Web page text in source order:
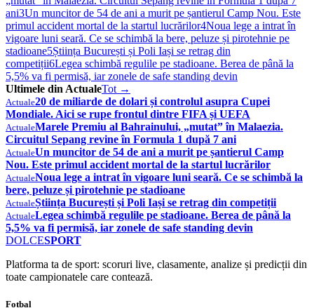
ani3Un muncitor de 54 de ani a murit pe șantierul Camp Nou. Este
primul accident mortal de la startul lucrărilor4Noua lege a intrat în
vigoare luni seară. Ce se schimbă la bere, peluze și pirotehnie pe
stadioane5Știința București și Poli Iași se retrag din
competiții6Legea schimbă regulile pe stadioane. Berea de până la
5,5% va fi permisă, iar zonele de safe standing devin
Ultimele din ActualeTot →
Actuale20 de miliarde de dolari și controlul asupra Cupei
Mondiale. Aici se rupe frontul dintre FIFA și UEFA
ActualeMarele Premiu al Bahrainului, „mutat” în Malaezia.
Circuitul Sepang revine în Formula 1 după 7 ani
ActualeUn muncitor de 54 de ani a murit pe șantierul Camp
Nou. Este primul accident mortal de la startul lucrărilor
ActualeNoua lege a intrat în vigoare luni seară. Ce se schimbă la
bere, peluze și pirotehnie pe stadioane
ActualeȘtiința București și Poli Iași se retrag din competiții
ActualeLegea schimbă regulile pe stadioane. Berea de până la
5,5% va fi permisă, iar zonele de safe standing devin
DOLCESPORT
Platforma ta de sport: scoruri live, clasamente, analize și predicții din
toate campionatele care contează.
Fotbal